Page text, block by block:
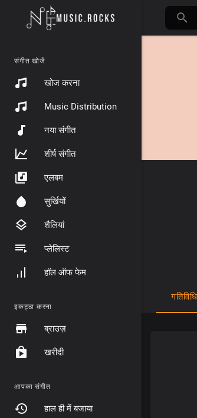
संगीत खोजें
खोज करना
Music Distribution
नया संगीत
शीर्ष संगीत
एलबम
सुर्खियों
शैलियां
प्लेलिस्ट
हॉल ऑफ फेम
इकट्ठा करना
ब्राउज़
खरीदी
आपका संगीत
हाल ही में बजाया